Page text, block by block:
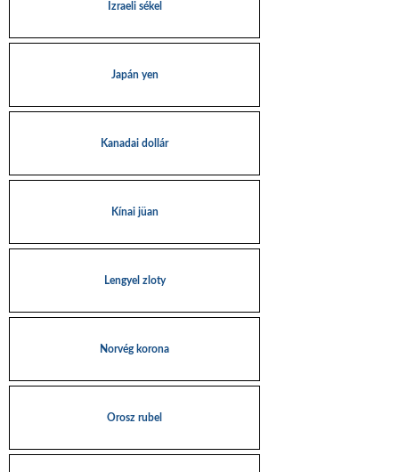
Izraeli sékel
Japán yen
Kanadai dollár
Kínai jüan
Lengyel zloty
Norvég korona
Orosz rubel